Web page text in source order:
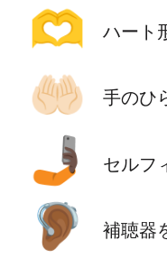
🫶 ハート
🤲🏻 手のひ
🤳🏿 セルフ
🦻🏾 補聴器